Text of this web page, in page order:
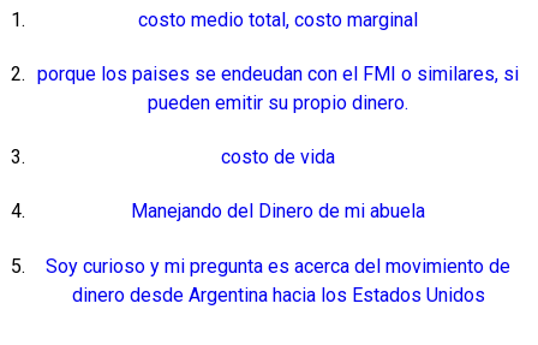
costo medio total, costo marginal
porque los paises se endeudan con el FMI o similares, si
pueden emitir su propio dinero.
costo de vida
Manejando del Dinero de mi abuela
Soy curioso y mi pregunta es acerca del movimiento de
dinero desde Argentina hacia los Estados Unidos